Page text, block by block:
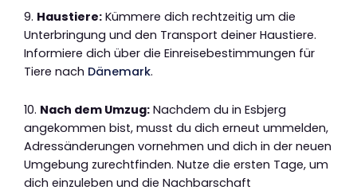
9. Haustiere: Kümmere dich rechtzeitig um die
Unterbringung und den Transport deiner Haustiere.
Informiere dich über die Einreisebestimmungen für
Tiere nach Dänemark.
10. Nach dem Umzug: Nachdem du in Esbjerg
angekommen bist, musst du dich erneut ummelden,
Adressänderungen vornehmen und dich in der neuen
Umgebung zurechtfinden. Nutze die ersten Tage, um
dich einzuleben und die Nachbarschaft